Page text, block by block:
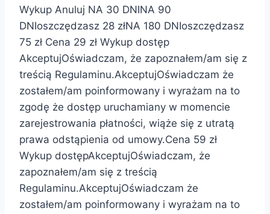
Wykup Anuluj NA 30 DNINA 90
DNIoszczędzasz 28 złNA 180 DNIoszczędzasz
75 zł Cena 29 zł Wykup dostęp
AkceptujOświadczam, że zapoznałem/am się z
treścią Regulaminu.AkceptujOświadczam że
zostałem/am poinformowany i wyrażam na to
zgodę że dostęp uruchamiany w momencie
zarejestrowania płatności, wiąże się z utratą
prawa odstąpienia od umowy.Cena 59 zł
Wykup dostępAkceptujOświadczam, że
zapoznałem/am się z treścią
Regulaminu.AkceptujOświadczam że
zostałem/am poinformowany i wyrażam na to